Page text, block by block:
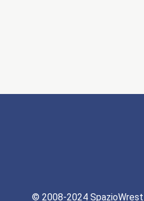
© 2008-2024